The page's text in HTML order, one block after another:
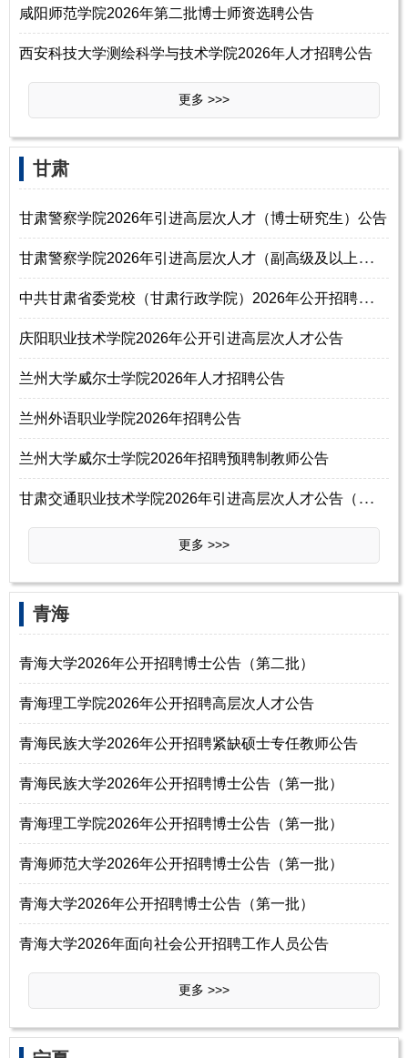
咸阳师范学院2026年第二批博士师资选聘公告
西安科技大学测绘科学与技术学院2026年人才招聘公告
更多 >>>
甘肃
甘肃警察学院2026年引进高层次人才（博士研究生）公告
甘
肃警察学院2026年引进高层次人才（副高级及以上职称）公告
中
共甘肃省委党校（甘肃行政学院）2026年公开招聘博士研究生公告
庆阳职业技术学院2026年公开引进高层次人才公告
兰州大学威尔士学院2026年人才招聘公告
兰州外语职业学院2026年招聘公告
兰州大学威尔士学院2026年招聘预聘制教师公告
甘
肃交通职业技术学院2026年引进高层次人才公告（第二期）
更多 >>>
青海
青海大学2026年公开招聘博士公告（第二批）
青海理工学院2026年公开招聘高层次人才公告
青海民族大学2026年公开招聘紧缺硕士专任教师公告
青海民族大学2026年公开招聘博士公告（第一批）
青海理工学院2026年公开招聘博士公告（第一批）
青海师范大学2026年公开招聘博士公告（第一批）
青海大学2026年公开招聘博士公告（第一批）
青海大学2026年面向社会公开招聘工作人员公告
更多 >>>